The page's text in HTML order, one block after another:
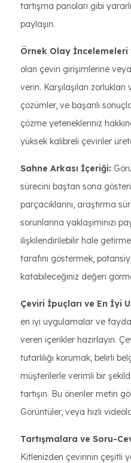
tartışma panoları gibi
paylaşın.
Örnek Olay İncelemeleri
olan çeviri girişimlerine
verin. Karşılaşılan
çözümler, ve başarılı
çözme yetenekleriniz
yüksek kalibreli çeviriler
Sahne Arkası İçeriği:
sürecini baştan sona
parçacıklarını, araştırma
sorunlarına yaklaşımınızı
ilişkilendirilebilir hale
tarafını göstermek,
katabileceğiniz değeri
Çeviri İpuçları ve En İyi
en iyi uygulamalar ve
veren içerikler hazırlayın.
tutarlılığı korumak, belirli
müşterilerle verimli bir
tartışın. Bu öneriler metin
Görüntüler, veya hızlı
Tartışmalara ve Soru-
Kitlenizden çevirinin çeşitli